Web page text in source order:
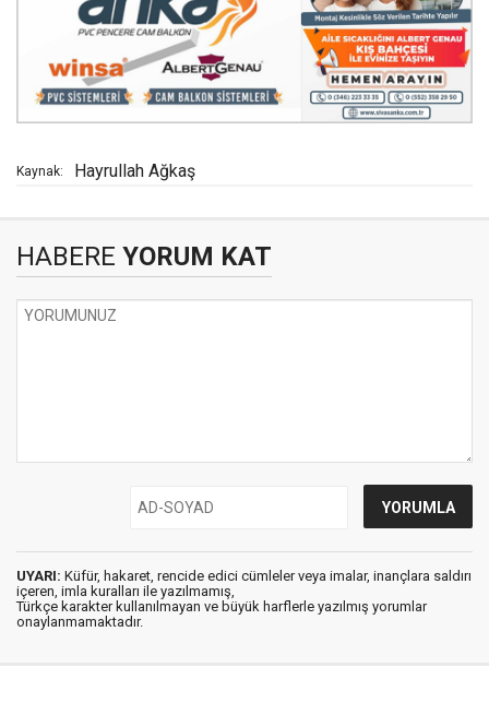
Kaynak: Hayrullah Ağkaş
HABERE YORUM KAT
UYARI: Küfür, hakaret, rencide edici cümleler veya imalar, inançlara saldırı
içeren, imla kuralları ile yazılmamış,
Türkçe karakter kullanılmayan ve büyük harflerle yazılmış yorumlar
onaylanmamaktadır.